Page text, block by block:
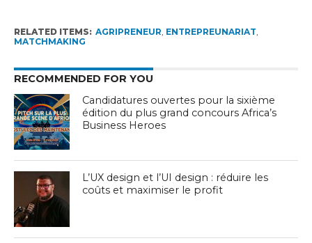
RELATED ITEMS: AGRIPRENEUR ENTREPREUNARIAT
MATCHMAKING
RECOMMENDED FOR YOU
Candidatures ouvertes pour la sixième
édition du plus grand concours Africa’s
Business Heroes
L’UX design et l’UI design : réduire les
coûts et maximiser le profit